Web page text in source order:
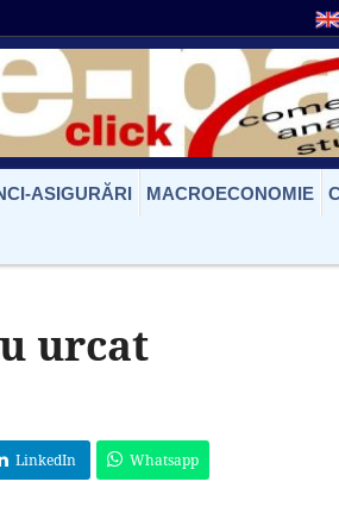
ASIGURĂRI MACROECONOMIE
urcat
LinkedIn Whatsapp